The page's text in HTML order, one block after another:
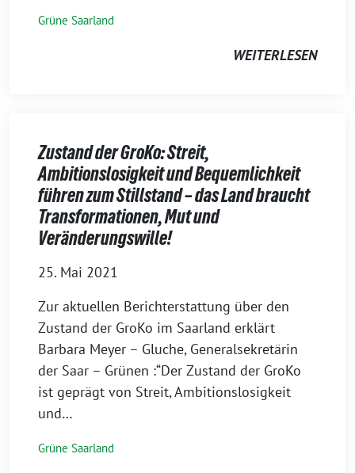
Grüne Saarland
WEITERLESEN
Zustand der GroKo: Streit,
Ambitionslosigkeit und Bequemlichkeit
führen zum Stillstand – das Land braucht
Transformationen, Mut und
Veränderungswille!
25. Mai 2021
Zur aktuellen Berichterstattung über den
Zustand der GroKo im Saarland erklärt
Barbara Meyer – Gluche, Generalsekretärin
der Saar – Grünen :“Der Zustand der GroKo
ist geprägt von Streit, Ambitionslosigkeit
und…
Grüne Saarland